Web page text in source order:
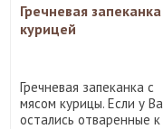
Гречневая запеканка
курицей
Гречневая запеканка с
мясом курицы. Если у
остались отваренные к